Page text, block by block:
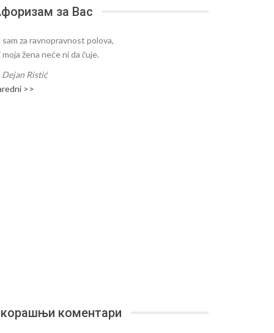
за Вас
sam za ravnopravnost polova,
moja žena neće ni da čuje.
Dejan Ristić
>>
коментари